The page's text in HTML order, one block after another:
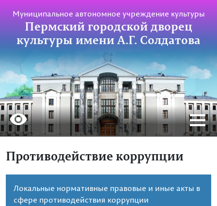
Муниципальное автономное учреждение культуры
Пермский городской дворец
культуры имени А.Г. Солдатова
Противодействие коррупции
Локальные нормативные правовые и иные акты в
сфере противодействия коррупции